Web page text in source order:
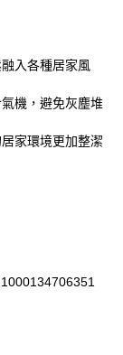
入各種居家風
機，避免灰塵堆
家環境更加整潔